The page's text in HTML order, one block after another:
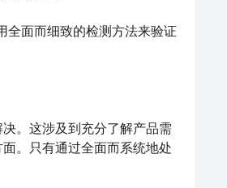
面而细致的检测方法来验证
。这涉及到充分了解产品需
。只有通过全面而系统地处